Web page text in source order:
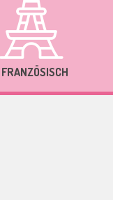
FRANZÖSISCH